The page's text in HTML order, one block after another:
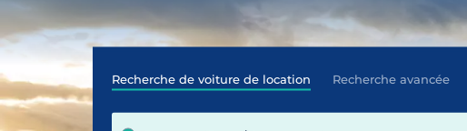
Recherche de voiture de location Recherche avancée